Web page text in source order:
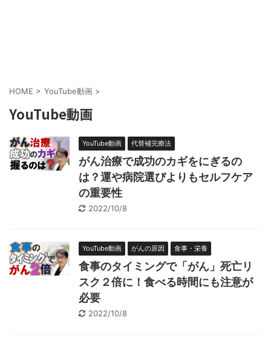
HOME > YouTube動画 >
YouTube動画
YouTube動画 代替補完療法
がん治療で成功のカギをにぎるの
は？運や病院選びよりもセルフケア
の重要性
2022/10/8
YouTube動画 がんの原因 食事・栄養
食事のタイミングで「がん」死亡リ
スク２倍に！食べる時間にも注意が
必要
2022/10/8